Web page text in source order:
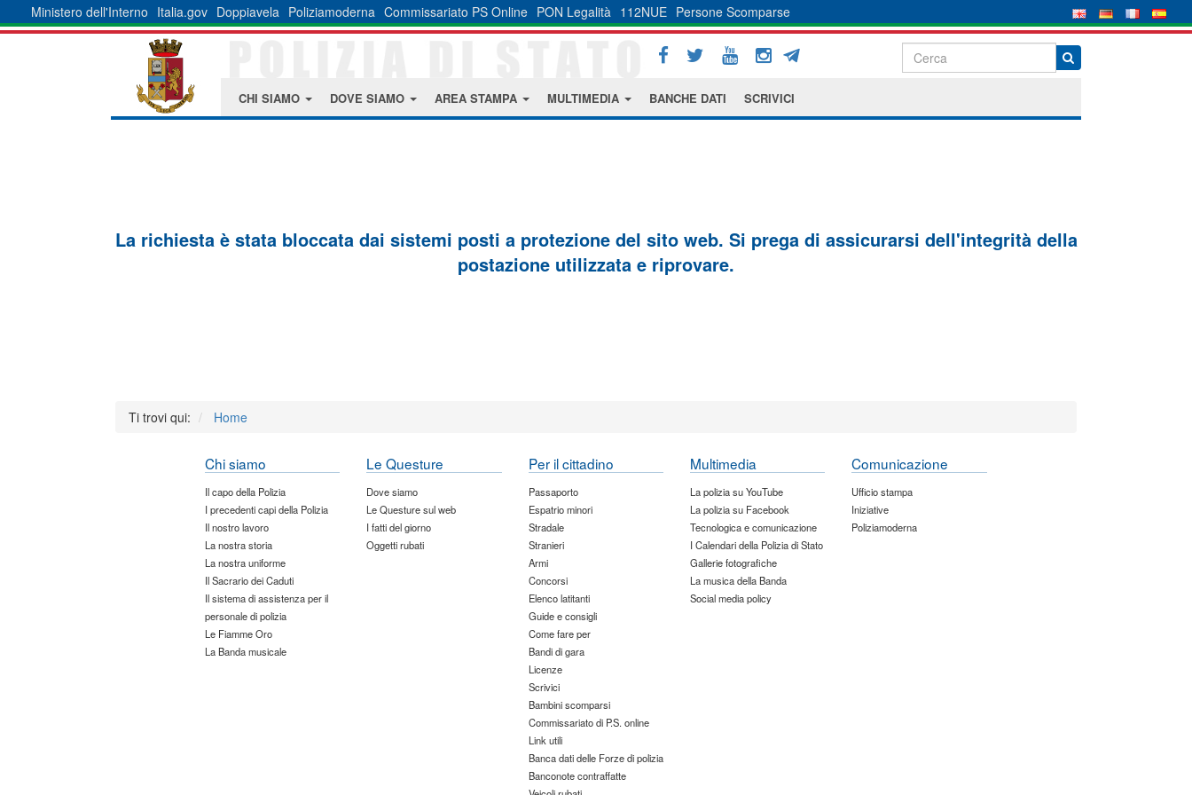
Ministero dell'Interno Italia.gov Doppiavela Poliziamoderna Commissariato PS Online PON Legalità 112NUE Persone Scomparse
CHI SIAMO DOVE SIAMO AREA STAMPA MULTIMEDIA BANCHE DATI SCRIVICI
La richiesta è stata bloccata dai sistemi posti a protezione del sito web. Si prega di assicurarsi dell'integrità della
postazione utilizzata e riprovare.
Ti trovi qui: Home
Chi siamo
Il capo della Polizia
I precedenti capi della Polizia
Il nostro lavoro
La nostra storia
La nostra uniforme
Il Sacrario dei Caduti
Il sistema di assistenza per il
personale di polizia
Le Fiamme Oro
La Banda musicale
Le Questure
Dove siamo
Le Questure sul web
I fatti del giorno
Oggetti rubati
Per il cittadino
Passaporto
Espatrio minori
Stradale
Stranieri
Armi
Concorsi
Elenco latitanti
Guide e consigli
Come fare per
Bandi di gara
Licenze
Scrivici
Bambini scomparsi
Commissariato di P.S. online
Link utili
Banca dati delle Forze di polizia
Banconote contraffatte
Multimedia
La polizia su YouTube
La polizia su Facebook
Tecnologica e comunicazione
I Calendari della Polizia di Stato
Gallerie fotografiche
La musica della Banda
Social media policy
Comunicazione
Ufficio stampa
Iniziative
Poliziamoderna